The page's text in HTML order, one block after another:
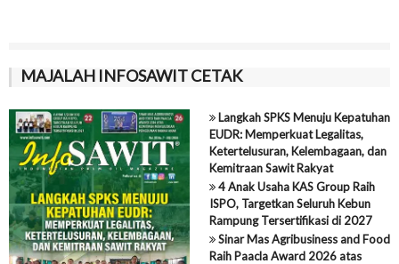
MAJALAH INFOSAWIT CETAK
Langkah SPKS Menuju Kepatuhan
EUDR: Memperkuat Legalitas,
Ketertelusuran, Kelembagaan, dan
Kemitraan Sawit Rakyat
4 Anak Usaha KAS Group Raih
ISPO, Targetkan Seluruh Kebun
Rampung Tersertifikasi di 2027
Sinar Mas Agribusiness and Food
Raih Paacla Award 2026 atas